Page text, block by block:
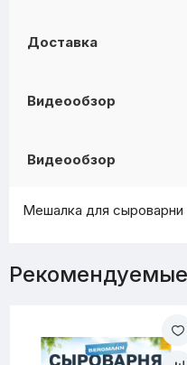
Доставка
Видеообзор
Видеообзор
Мешалка для сыроварни